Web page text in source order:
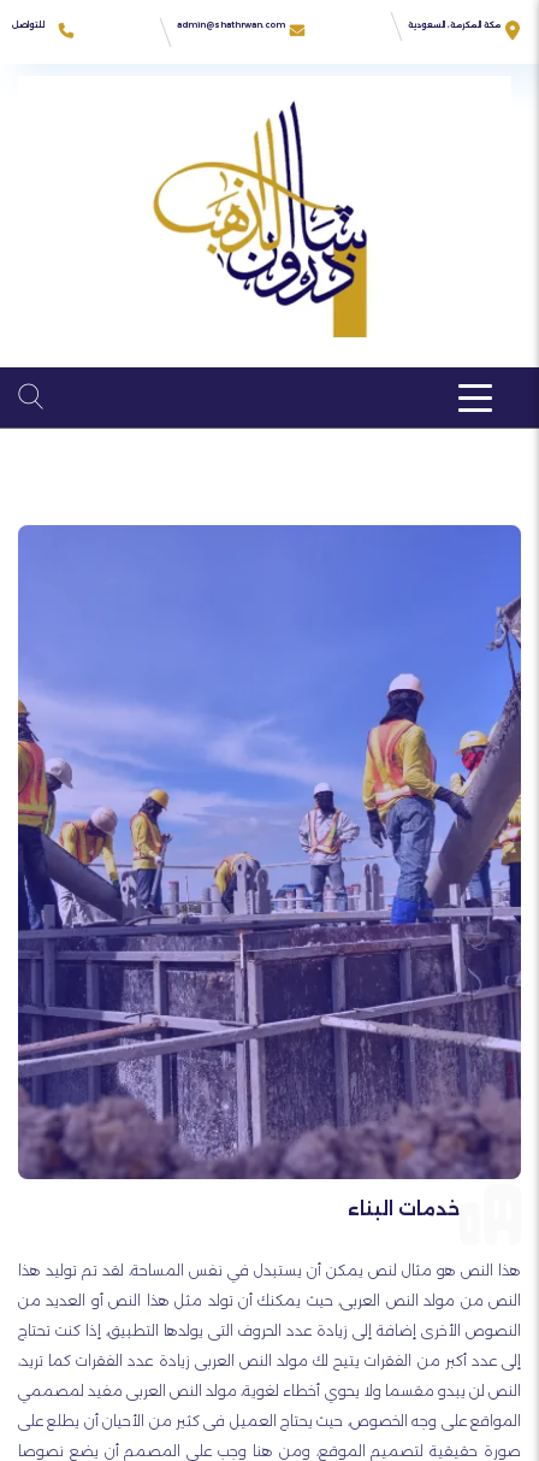
content
مكة المكرمة، السعودية
admin@shathrwan.com
للتواصل
خدمات البناء
هذا النص هو مثال لنص يمكن أن يستبدل في نفس المساحة، لقد تم توليد هذا
النص من مولد النص العربى، حيث يمكنك أن تولد مثل هذا النص أو العديد من
النصوص الأخرى إضافة إلى زيادة عدد الحروف التى يولدها التطبيق، إذا كنت تحتاج
إلى عدد أكبر من الفقرات يتيح لك مولد النص العربى زيادة عدد الفقرات كما تريد،
النص لن يبدو مقسما ولا يحوي أخطاء لغوية، مولد النص العربى مفيد لمصممي
المواقع على وجه الخصوص، حيث يحتاج العميل فى كثير من الأحيان أن يطلع على
صورة حقيقية لتصميم الموقع، ومن هنا وجب على المصمم أن يضع نصوصا